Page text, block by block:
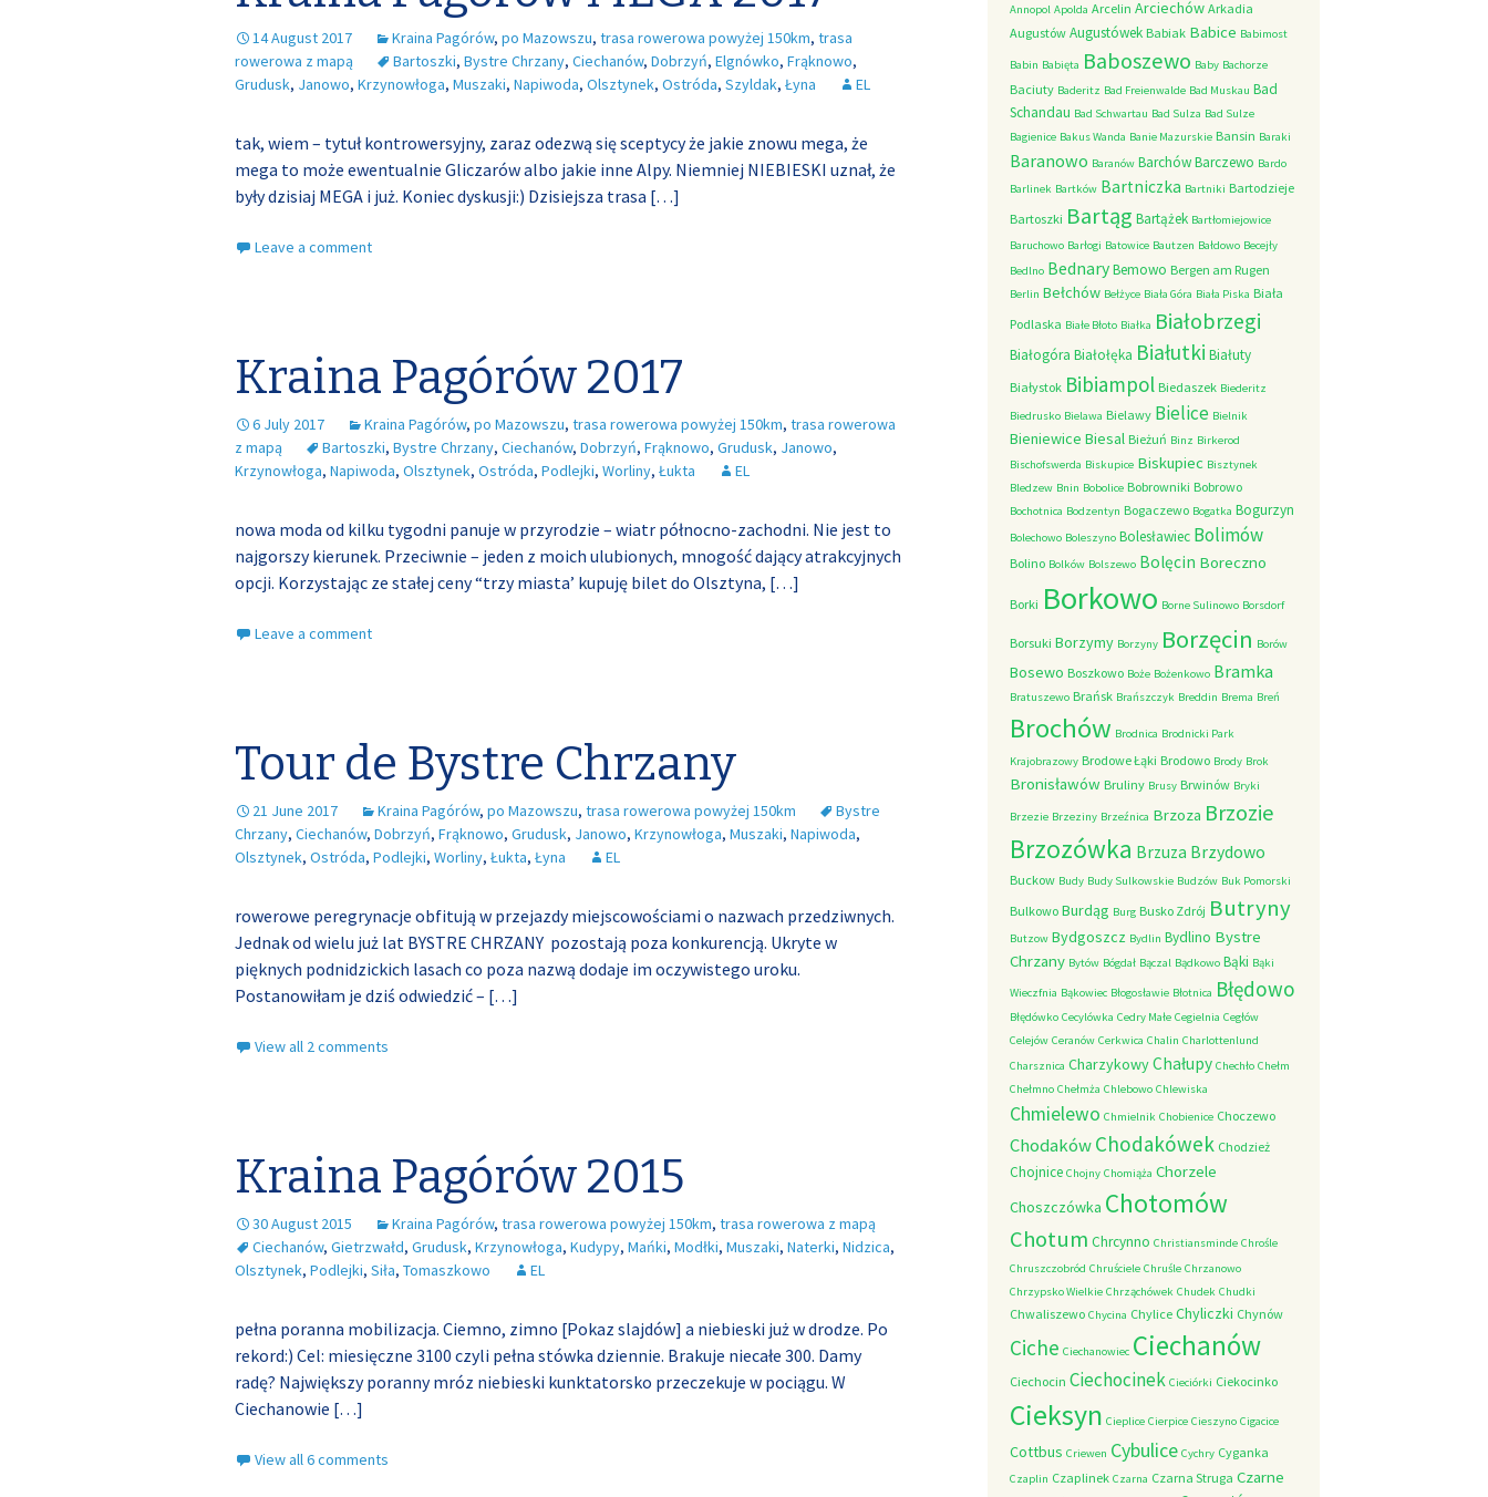
14 August 2017 Kraina Pagórów, po Mazowszu, trasa rowerowa powyżej 150km, trasa
rowerowa z mapą
Bartoszki, Bystre Chrzany, Ciechanów, Dobrzyń, Elgnówko, Frąknowo,
Grudusk, Janowo, Krzynowłoga, Muszaki, Napiwoda, Olsztynek, Ostróda, Szyldak, Łyna EL
tak, wiem – tytuł kontrowersyjny, zaraz odezwą się sceptycy że jakie znowu mega, że
mega to może ewentualnie Gliczarów albo jakie inne Alpy. Niemniej NIEBIESKI uznał, że
były dzisiaj MEGA i już. Koniec dyskusji:) Dzisiejsza trasa […]
Leave a comment
Kraina Pagórów 2017
6 July 2017 Kraina Pagórów, po Mazowszu, trasa rowerowa powyżej 150km, trasa rowerowa
z mapą
Bartoszki, Bystre Chrzany, Ciechanów, Dobrzyń, Frąknowo, Grudusk, Janowo,
Krzynowłoga, Napiwoda, Olsztynek, Ostróda, Podlejki, Worliny, Łukta EL
nowa moda od kilku tygodni panuje w przyrodzie – wiatr północno-zachodni. Nie jest to
najgorszy kierunek. Przeciwnie – jeden z moich ulubionych, mnogość dający atrakcyjnych
opcji. Korzystając ze stałej ceny “trzy miasta’ kupuję bilet do Olsztyna, […]
Leave a comment
Tour de Bystre Chrzany
21 June 2017 Kraina Pagórów, po Mazowszu, trasa rowerowa powyżej 150km
Bystre
Chrzany, Ciechanów, Dobrzyń, Frąknowo, Grudusk, Janowo, Krzynowłoga, Muszaki, Napiwoda,
Olsztynek, Ostróda, Podlejki, Worliny, Łukta, Łyna EL
rowerowe peregrynacje obfitują w przejazdy miejscowościami o nazwach przedziwnych.
Jednak od wielu już lat BYSTRE CHRZANY pozostają poza konkurencją. Ukryte w
pięknych podnidzickich lasach co poza nazwą dodaje im oczywistego uroku.
Postanowiłam je dziś odwiedzić – […]
View all 2 comments
Kraina Pagórów 2015
30 August 2015 Kraina Pagórów, trasa rowerowa powyżej 150km, trasa rowerowa z mapą
Ciechanów, Gietrzwałd, Grudusk, Krzynowłoga, Kudypy, Mańki, Modłki, Muszaki, Naterki, Nidzica,
Olsztynek, Podlejki, Siła, Tomaszkowo EL
pełna poranna mobilizacja. Ciemno, zimno [Pokaz slajdów] a niebieski już w drodze. Po
rekord:) Cel: miesięczne 3100 czyli pełna stówka dziennie. Brakuje niecałe 300. Damy
radę? Największy poranny mróz niebieski kunktatorsko przeczekuje w pociągu. W
Ciechanowie […]
View all 6 comments
Annopol Apolda Arcelin Arciechów Arkadia
Augustów Augustówek Babiak Babice Babimost
Babin Babięta Baboszewo Baby Bachorze
Baciuty Baderitz Bad Freienwalde Bad Muskau Bad
Schandau Bad Schwartau Bad Sulza Bad Sulze
Bagienice Bakus Wanda Banie Mazurskie Bansin Baraki
Baranowo Baranów BarchówBarczewo Bardo
Barlinek Bartków Bartniczka Bartniki Bartodzieje
Bartoszki Bartąg Bartążek Bartłomiejowice
Baruchowo Barłogi Batowice Bautzen Bałdowo Becejły
Bedlno BednaryBemowo Bergen am Rugen
Berlin Bełchów Bełżyce Biała Góra Biała Piska Biała
Podlaska Białe Błoto Białka Białobrzegi
Białogóra Białołęka Białutki Białuty
Białystok Bibiampol Biedaszek Biederitz
Biedrusko Bielawa Bielawy Bielice Bielnik
Bieniewice Biesal Bieżuń Binz Birkerod
Bischofswerda Biskupice Biskupiec Bisztynek
Bledzew Bnin Bobolice Bobrowniki Bobrowo
Bochotnica Bodzentyn Bogaczewo Bogatka Bogurzyn
Bolechowo Boleszyno Bolesławiec Bolimów
Bolino Bolków Bolszewo Bolęcin Boreczno
Borki Borkowo Borne Sulinowo Borsdorf
Borsuki Borzymy Borzyny Borzęcin Borów
Bosewo Boszkowo Boże Bożenkowo Bramka
Bratuszewo Brańsk Brańszczyk Breddin Brema Breń
Brochów Brodnica Brodnicki Park
Krajobrazowy Brodowe Łąki Brodowo Brody Brok
Bronisławów Bruliny Brusy Brwinów Bryki
Brzezie Brzeziny Brzeźnica Brzoza Brzozie
Brzozówka Brzuza Brzydowo
Buckow Budy Budy Sulkowskie Budzów Buk Pomorski
Bulkowo Burdąg Burg Busko Zdrój Butryny
Butzow Bydgoszcz Bydlin Bydlino Bystre
Chrzany Bytów Bógdał Bączal Bądkowo Bąki Bąki
Wieczfnia Bąkowiec Błogosławie Błotnica Błędowo
Błędówko Cecylówka Cedry Małe Cegielnia Cegłów
Celejów Ceranów Cerkwica Chalin Charlottenlund
Charsznica CharzykowyChałupy Chechło Chełm
Chełmno Chełmża Chlebowo Chlewiska
Chmielewo Chmielnik Chobienice Choczewo
ChodakówChodakówek Chodzież
Chojnice Chojny Chomiąża Chorzele
Choszczówka Chotomów
Chotum Chrcynno Christiansminde Chrośle
Chruszczobród Chruściele Chruśle Chrzanowo
Chrzypsko Wielkie Chrząchówek Chudek Chudki
Chwaliszewo Chycina Chylice Chyliczki Chynów
Ciche Ciechanowiec Ciechanów
Ciechocin Ciechocinek Cieciórki Ciekocinko
Cieksyn Cieplice Cierpice Cieszyno Cigacice
Cottbus Criewen Cybulice Cychry Cyganka
Czaplin Czaplinek Czarna Czarna Struga Czarne